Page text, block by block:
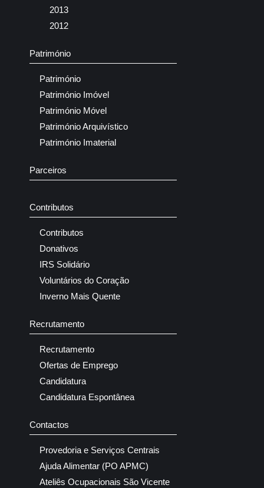
2013
2012
Património
Património
Património Imóvel
Património Móvel
Património Arquivístico
Património Imaterial
Parceiros
Contributos
Contributos
Donativos
IRS Solidário
Voluntários do Coração
Inverno Mais Quente
Recrutamento
Recrutamento
Ofertas de Emprego
Candidatura
Candidatura Espontânea
Contactos
Provedoria e Serviços Centrais
Ajuda Alimentar (PO APMC)
Ateliês Ocupacionais São Vicente